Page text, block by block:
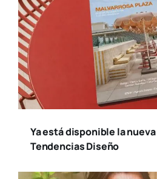
Ya está disponible la
Tendencias Diseño